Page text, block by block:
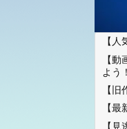
【
【
よう
【
【
【